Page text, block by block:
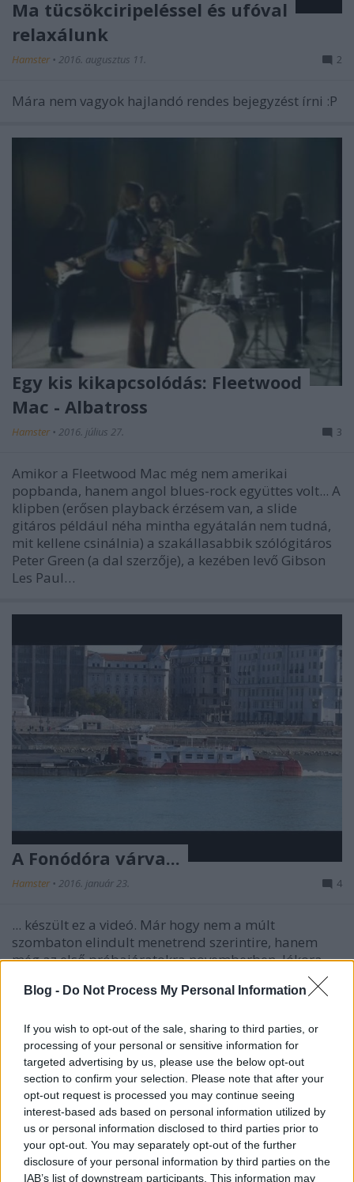
Blog - Do Not Process My Personal Information
If you wish to opt-out of the sale, sharing to third parties, or
processing of your personal or sensitive information for
targeted advertising by us, please use the below opt-out
section to confirm your selection. Please note that after your
opt-out request is processed you may continue seeing
interest-based ads based on personal information utilized by
us or personal information disclosed to third parties prior to
your opt-out. You may separately opt-out of the further
disclosure of your personal information by third parties on the
IAB’s list of downstream participants. This information may
Ma tücsökciripeléssel és ufóval
relaxálunk
Hamster • 2016. augusztus 11. 2
Mára nem vagyok hajlandó rendes bejegyzést írni :P
Egy kis kikapcsolódás: Fleetwood
Mac - Albatross
Hamster • 2016. július 27. 3
Amikor a Fleetwood Mac még nem amerikai
popbanda, hanem angol blues-rock együttes volt... A
klipben (erősen playback érzésem van, a slide
gitáros például néha mintha egyátalán nem tudná,
mit kellene csinálnia) a szakállasabbik szólógitáros
Peter Green (a dal szerzője), a kezében levő Gibson
Les Paul…
A Fonódóra várva...
Hamster • 2016. január 23. 4
... készült ez a videó. Már hogy nem a múlt
szombaton elindult menetrend szerintire, hanem
még az első próbajáratokra novemberben. Jókora
lyuk volt a síndöcögények közt, a Dunán pedig épp
komoly forgalom volt, úgyhogy a kamerát leraktam